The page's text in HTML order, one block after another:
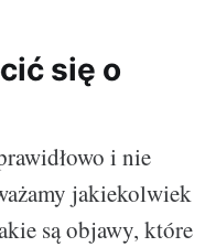
się o
i nie
jakiekolwiek
są objawy, które